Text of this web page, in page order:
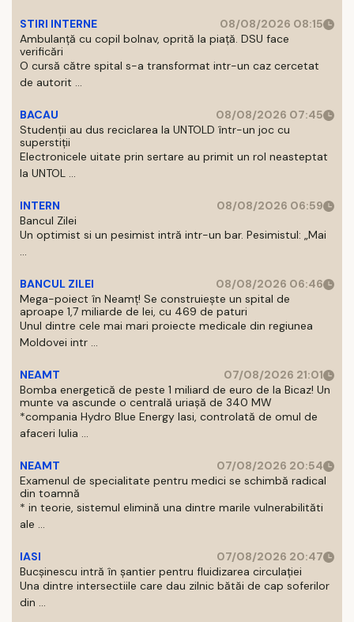
STIRI INTERNE
08/08/2026 08:15
Ambulanță cu copil bolnav, oprită la piață. DSU face
verificări
O cursă către spital s-a transformat intr-un caz cercetat
de autorit ...
BACAU
08/08/2026 07:45
Studenții au dus reciclarea la UNTOLD într-un joc cu
superstiții
Electronicele uitate prin sertare au primit un rol neasteptat
la UNTOL ...
INTERN
08/08/2026 06:59
Bancul Zilei
Un optimist si un pesimist intră intr-un bar. Pesimistul: „Mai
...
BANCUL ZILEI
08/08/2026 06:46
Mega-poiect în Neamț! Se construiește un spital de
aproape 1,7 miliarde de lei, cu 469 de paturi
Unul dintre cele mai mari proiecte medicale din regiunea
Moldovei intr ...
NEAMT
07/08/2026 21:01
Bomba energetică de peste 1 miliard de euro de la Bicaz! Un
munte va ascunde o centrală uriașă de 340 MW
*compania Hydro Blue Energy Iasi, controlată de omul de
afaceri Iulia ...
NEAMT
07/08/2026 20:54
Examenul de specialitate pentru medici se schimbă radical
din toamnă
* in teorie, sistemul elimină una dintre marile vulnerabilităti
ale ...
IASI
07/08/2026 20:47
Bucșinescu intră în șantier pentru fluidizarea circulației
Una dintre intersectiile care dau zilnic bătăi de cap soferilor
din ...